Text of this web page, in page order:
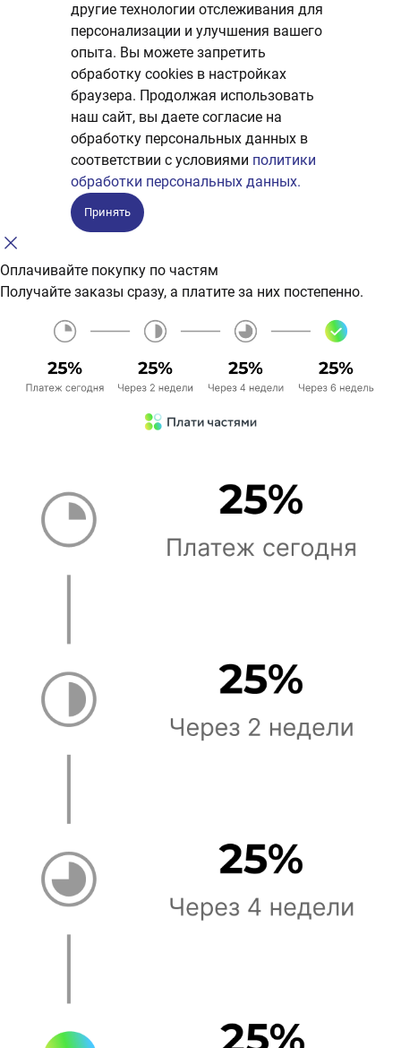
другие технологии отслеживания для
персонализации и улучшения вашего
опыта. Вы можете запретить
обработку сookies в настройках
браузера. Продолжая использовать
наш сайт, вы даете согласие на
обработку персональных данных в
соответствии с условиями политики
обработки персональных данных.
Принять
Оплачивайте покупку по частям
Получайте заказы сразу, а платите за них постепенно.